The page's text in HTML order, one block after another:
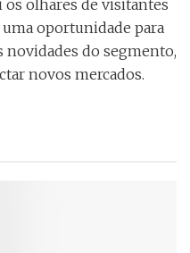
os olhares de visitantes
oportunidade para
novidades do segmento,
novos mercados.